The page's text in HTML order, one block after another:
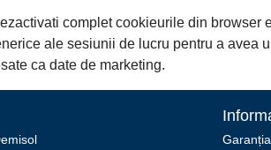
complet cookieurile din browser
ale sesiunii de lucru pentru a avea
ca date de marketing.